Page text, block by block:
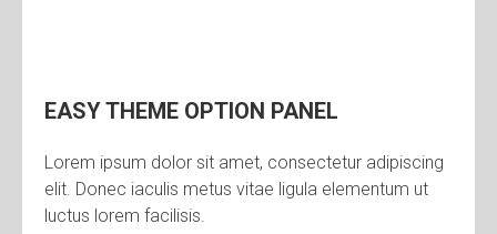
EASY THEME OPTION PANEL
Lorem ipsum dolor sit amet, consectetur adipiscing
elit. Donec iaculis metus vitae ligula elementum ut
luctus lorem facilisis.